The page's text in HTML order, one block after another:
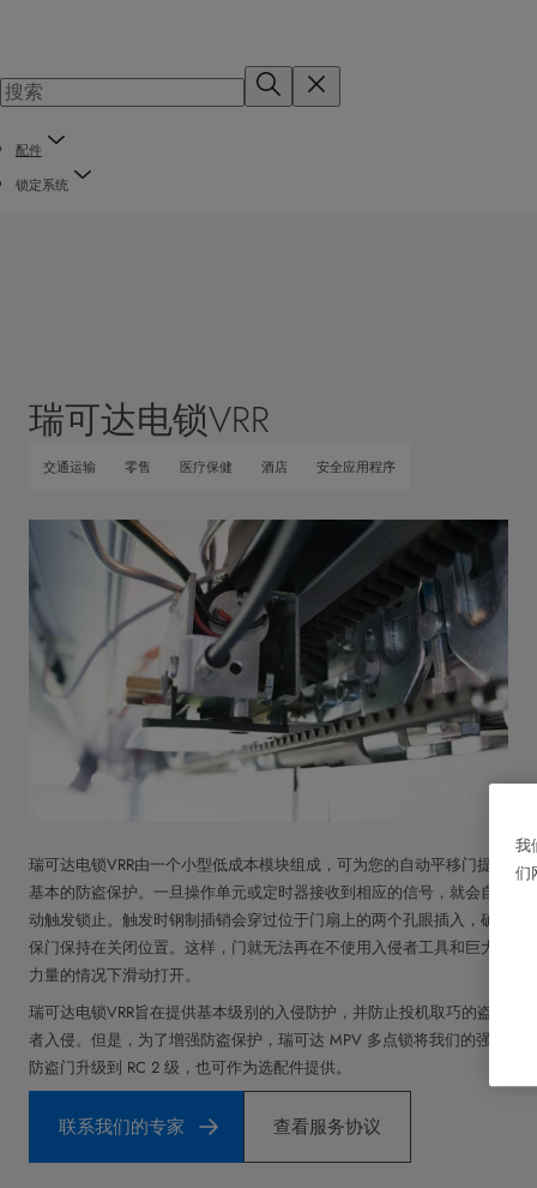
配件
锁定系统
瑞可达电锁VRR
交通运输 零售 医疗保健 酒店 安全应用程序
瑞可达电锁VRR由一个小型低成本模块组成，可为您的自动平移门提供
基本的防盗保护。一旦操作单元或定时器接收到相应的信号，就会自
动触发锁止。触发时钢制插销会穿过位于门扇上的两个孔眼插入，确
保门保持在关闭位置。这样，门就无法再在不使用入侵者工具和巨大
力量的情况下滑动打开。
瑞可达电锁VRR旨在提供基本级别的入侵防护，并防止投机取巧的盗窃
者入侵。但是，为了增强防盗保护，瑞可达 MPV 多点锁将我们的强化
防盗门升级到 RC 2 级，也可作为选配件提供。
联系我们的专家 查看服务协议
我
们